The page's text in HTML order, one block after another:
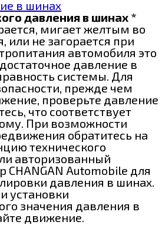
давления в шинах *
мигает желтым во
или не загорается при
автомобиля это
давление в
системы. Для
прежде чем
проверьте давление
что соответствует
При возможности
обратитесь на
технического
авторизованный
CHANGAN Automobile для
давления в шинах.
установки
значения давления в
движение.